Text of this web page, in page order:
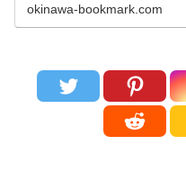
okinawa-bookmark.com